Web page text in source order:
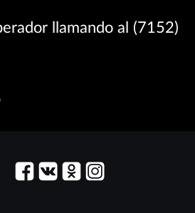
llamando al (7152)